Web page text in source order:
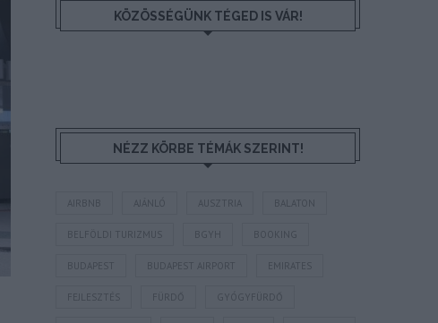
KÖZÖSSÉGÜNK TÉGED IS VÁR!
NÉZZ KÖRBE TÉMÁK SZERINT!
AIRBNB AJÁNLÓ AUSZTRIA BALATON
BELFÖLDI TURIZMUS BGYH BOOKING
BUDAPEST BUDAPEST AIRPORT EMIRATES
FEJLESZTÉS FÜRDŐ GYÓGYFÜRDŐ